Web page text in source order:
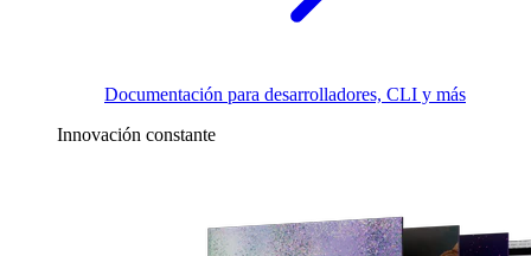
Documentación para desarrolladores, CLI y más
Innovación constante